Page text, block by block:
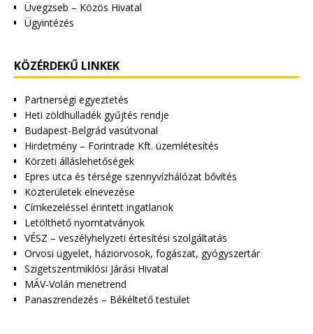
Üvegzseb – Közös Hivatal
Ügyintézés
KÖZÉRDEKŰ LINKEK
Partnerségi egyeztetés
Heti zöldhulladék gyűjtés rendje
Budapest-Belgrád vasútvonal
Hirdetmény – Forintrade Kft. üzemlétesítés
Körzeti álláslehetőségek
Epres utca és térsége szennyvízhálózat bővítés
Közterületek elnevezése
Címkezeléssel érintett ingatlanok
Letölthető nyomtatványok
VÉSZ – veszélyhelyzeti értesítési szolgáltatás
Orvosi ügyelet, háziorvosok, fogászat, gyógyszertár
Szigetszentmiklósi Járási Hivatal
MÁV-Volán menetrend
Panaszrendezés – Békéltető testület